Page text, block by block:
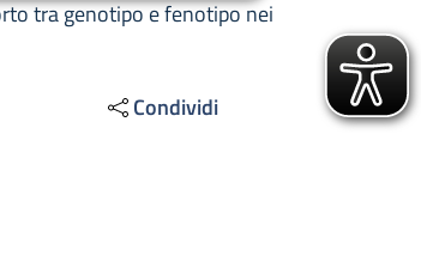
tra genotipo e fenotipo nei
Condividi